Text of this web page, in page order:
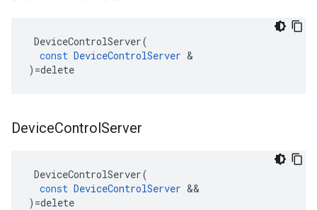
DeviceControlServer(
const DeviceControlServer &
) =delete
DeviceControlServer
DeviceControlServer(
const DeviceControlServer &&
) =delete